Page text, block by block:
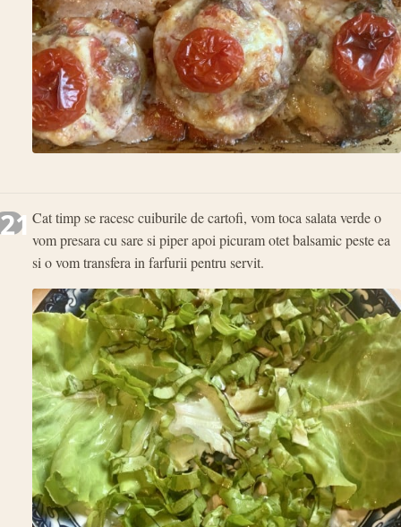
21 Cat timp se racesc cuiburile de cartofi, vom toca salata verde o
vom presara cu sare si piper apoi picuram otet balsamic peste ea
si o vom transfera in farfurii pentru servit.